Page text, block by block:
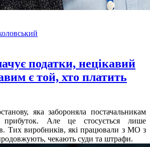
податки, нецікавий
є той, хто платить
яка забороняла постачальникам
Але це стосується лише
Тих виробників, які працювали з МО з
чекають суди та штрафи.